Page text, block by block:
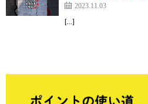
2023.11.03
[…]